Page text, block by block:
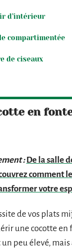
d’intérieur
compartimentée
de ciseaux
en
: De la salle
comment
votre
de vos plats
une cocotte en
un peu élevé, mais